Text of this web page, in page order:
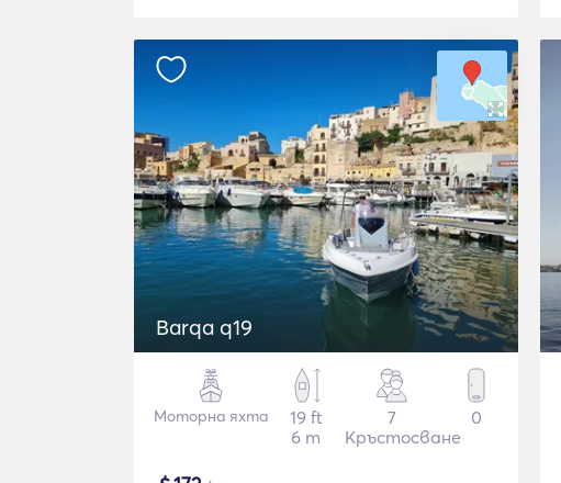
Barqa q19
Моторна яхта
19 ft
6 m
7
Кръстосване
0